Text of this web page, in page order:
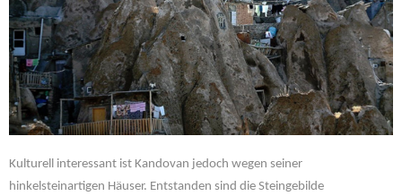
Kulturell interessant ist Kandovan jedoch wegen seiner
hinkelsteinartigen Häuser. Entstanden sind die Steingebilde